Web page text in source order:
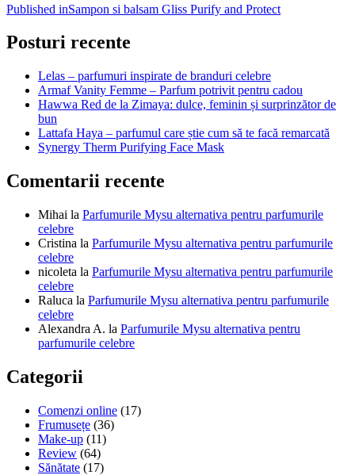
Navigare
în
articole
Published inSampon si balsam Gliss Purify and Protect
Posturi recente
Lelas – parfumuri inspirate de branduri celebre
Armaf Vanity Femme – Parfum potrivit pentru cadou
Hawwa Red de la Zimaya: dulce, feminin și surprinzător de
bun
Lattafa Haya – parfumul care știe cum să te facă remarcată
Synergy Therm Purifying Face Mask
Comentarii recente
Mihai la Parfumurile Mysu alternativa pentru parfumurile
celebre
Cristina la Parfumurile Mysu alternativa pentru parfumurile
celebre
nicoleta la Parfumurile Mysu alternativa pentru parfumurile
celebre
Raluca la Parfumurile Mysu alternativa pentru parfumurile
celebre
Alexandra A. la Parfumurile Mysu alternativa pentru
parfumurile celebre
Categorii
Comenzi online (17)
Frumusețe (36)
Make-up (11)
Review (64)
Sănătate (17)